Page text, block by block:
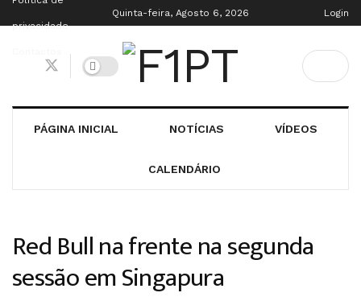
privacidade
Quinta-feira, Agosto 6, 2026 Login
PÁGINA INICIAL NOTÍCIAS VÍDEOS
CALENDÁRIO
Red Bull na frente na segunda
sessão em Singapura